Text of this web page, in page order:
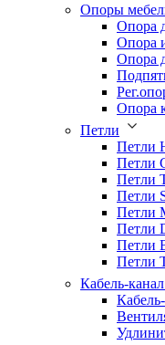
Опоры
Опора
Опора
Опора
Опора
Петли
Петли
Петли
Петли
Петли
Петли
Петли
Петли
Кабель-